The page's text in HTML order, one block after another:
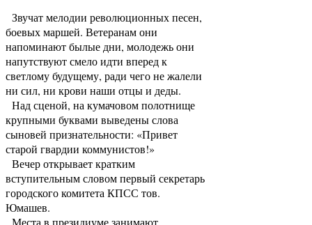
Звучат мелодии революционных песен,
боевых маршей. Ветеранам они
напоминают былые дни, молодежь они
напутствуют смело идти вперед к
светлому будущему, ради чего не жалели
ни сил, ни крови наши отцы и деды.
Над сценой, на кумачовом полотнище
крупными буквами выведены слова
сыновей признательности: «Привет
старой гвардии коммунистов!»
Вечер открывает кратким
вступительным словом первый секретарь
городского комитета КПСС тов.
Юмашев.
Места в президиуме занимают